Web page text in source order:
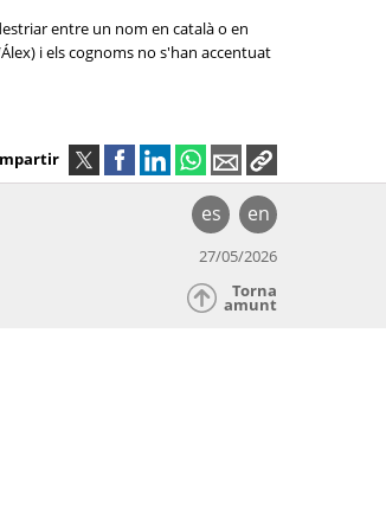
entre un nom en català o en
i els cognoms no s'han accentuat
es en
27/05/2026
Torna
amunt